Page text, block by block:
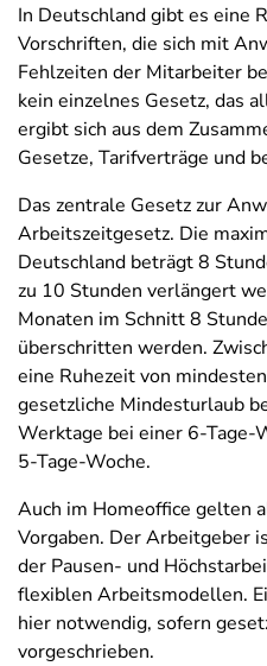
In Deutschland gibt es eine
Vorschriften, die sich mit
Fehlzeiten der Mitarbeiter
kein einzelnes Gesetz, das
ergibt sich aus dem
Gesetze, Tarifverträge und
Das zentrale Gesetz zur
Arbeitszeitgesetz. Die
Deutschland beträgt 8
zu 10 Stunden verlängert
Monaten im Schnitt 8
überschritten werden.
eine Ruhezeit von
gesetzliche Mindesturlaub
Werktage bei einer 6-Tage-
5-Tage-Woche.
Auch im Homeoffice gelten
Vorgaben. Der Arbeitgeber
der Pausen- und
flexiblen Arbeitsmodellen.
hier notwendig, sofern
vorgeschrieben.